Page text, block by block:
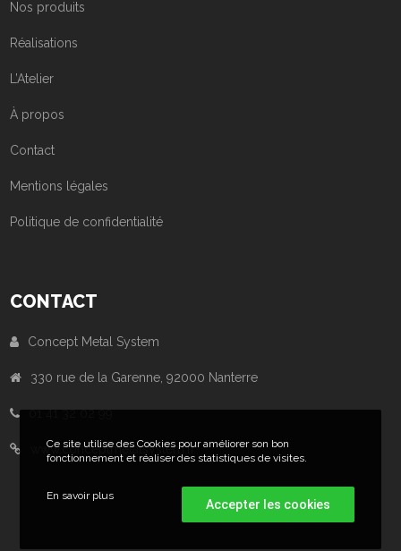
Nos produits
Réalisations
L’Atelier
À propos
Contact
Mentions légales
Politique de confidentialité
CONTACT
Concept Metal System
330 rue de la Garenne, 92000 Nanterre
01 41 32 02 99
www.conceptmetalsystem.fr
Ce site utilise des Cookies pour améliorer son bon
fonctionnement et réaliser des statistiques de visites.
En savoir plus
Accepter les cookies